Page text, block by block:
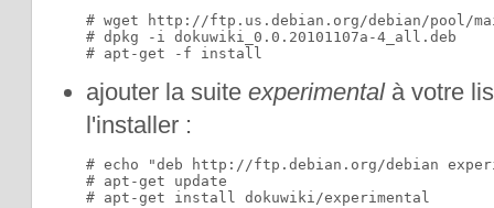
# wget http://ftp.us.debian.org/debian/pool/
# dpkg -i dokuwiki_0.0.20101107a-4_all.deb
# apt-get -f install
ajouter la suite experimentalà votre
l'installer :
# echo "deb http://ftp.debian.org/debian
# apt-get update
# apt-get install dokuwiki/experimental